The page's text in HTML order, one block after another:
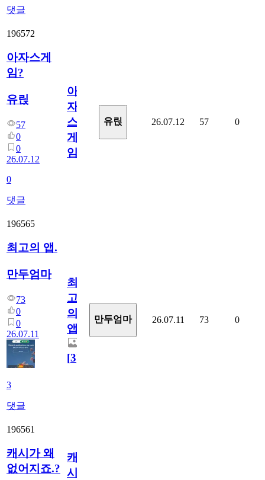
댓글
196572
아자스게
임?
유릱
57
0
0
26.07.12
0
댓글
아
자
스
게
임?
유릱 26.07.12 57 0
196565
최고의 앱.
만두엄마
73
0
0
26.07.11
3
댓글
최
고
의
앱.
[3]
만두엄마 26.07.11 73 0
196561
캐시가 왜
없어지죠.?
캐
시